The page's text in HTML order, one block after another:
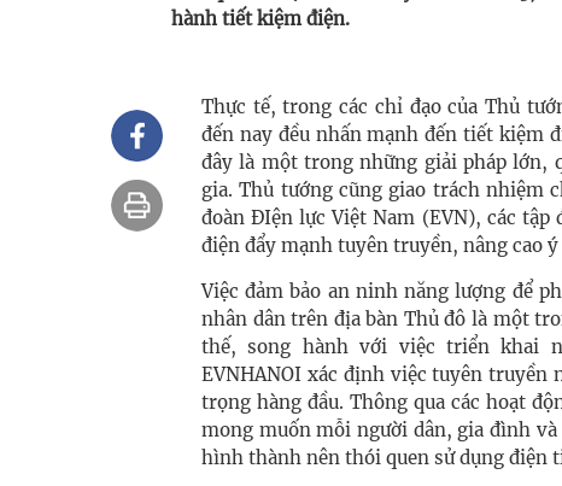
hành tiết kiệm điện.
Thực tế, trong các chỉ đạo của Thủ
đến nay đều nhấn mạnh đến tiết kiệm
đây là một trong những giải pháp lớn,
gia. Thủ tướng cũng giao trách nhiệm
đoàn ĐIện lực Việt Nam (EVN), các
điện đẩy mạnh tuyên truyền, nâng cao
Việc đảm bảo an ninh năng lượng để
nhân dân trên địa bàn Thủ đô là một
thế, song hành với việc triển khai
EVNHANOI xác định việc tuyên
trọng hàng đầu. Thông qua các hoạt
mong muốn mỗi người dân, gia đình
hình thành nên thói quen sử dụng điện